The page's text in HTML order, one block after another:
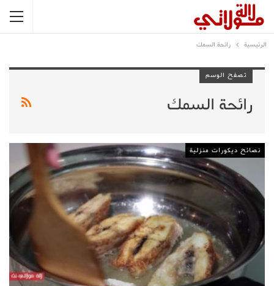
الرئيسية رائحة السمك
تصفح الوسم
رائحة السمك
نصائح ديكورات منزلية